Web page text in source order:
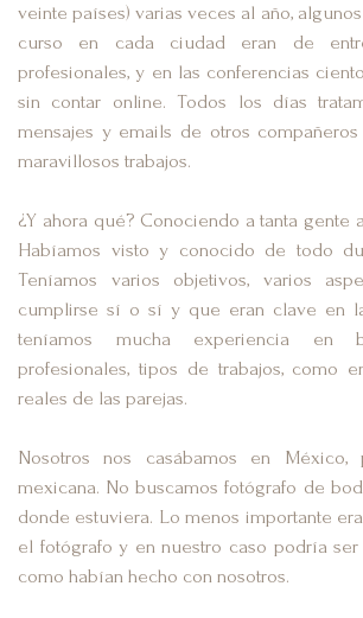
veinte países) varias veces al año,
curso en cada ciudad eran de
profesionales, y en las conferencias
sin contar online. Todos los días
mensajes y emails de otros
maravillosos trabajos.
¿Y ahora qué? Conociendo a tanta gente
Habíamos visto y conocido de todo
Teníamos varios objetivos, varios
cumplirse sí o sí y que eran clave en
teníamos mucha experiencia en
profesionales, tipos de trabajos, como
reales de las parejas.
Nosotros nos casábamos en México,
mexicana. No buscamos fotógrafo de
donde estuviera. Lo menos importante
el fotógrafo y en nuestro caso podría
como habían hecho con nosotros.